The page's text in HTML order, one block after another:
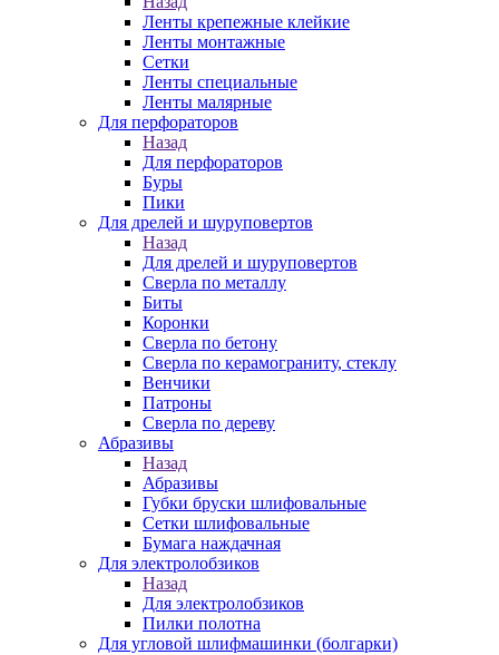
Ленты крепежные клейкие
Ленты монтажные
Сетки
Ленты специальные
Ленты малярные
Для перфораторов
Назад
Для перфораторов
Буры
Пики
Для дрелей и шуруповертов
Назад
Для дрелей и шуруповертов
Сверла по металлу
Биты
Коронки
Сверла по бетону
Сверла по керамограниту, стеклу
Венчики
Патроны
Сверла по дереву
Абразивы
Назад
Абразивы
Губки бруски шлифовальные
Сетки шлифовальные
Бумага наждачная
Для электролобзиков
Назад
Для электролобзиков
Пилки полотна
Для угловой шлифмашинки (болгарки)